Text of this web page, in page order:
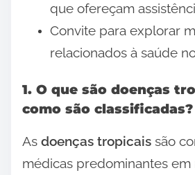
que ofereçam
Convite para explorar
relacionados à saúde
1. O que são doenças
como são classificadas?
As doenças tropicais são
médicas predominantes